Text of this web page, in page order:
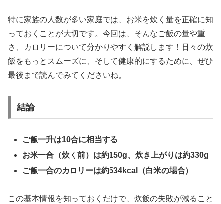
特に家族の人数が多い家庭では、お米を炊く量を正確に知
っておくことが大切です。今回は、そんなご飯の量や重
さ、カロリーについて分かりやすく解説します！日々の炊
飯をもっとスムーズに、そして健康的にするために、ぜひ
最後まで読んでみてくださいね。
結論
ご飯一升は10合に相当する
お米一合（炊く前）は約150g、炊き上がりは約330g
ご飯一合のカロリーは約534kcal（白米の場合）
この基本情報を知っておくだけで、炊飯の失敗が減ること